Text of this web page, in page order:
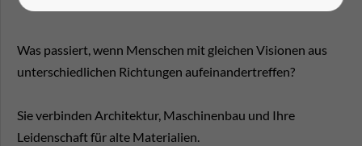
Was passiert, wenn Menschen mit gleichen Visionen aus
unterschiedlichen Richtungen aufeinandertreffen?
Sie verbinden Architektur, Maschinenbau und Ihre
Leidenschaft für alte Materialien.